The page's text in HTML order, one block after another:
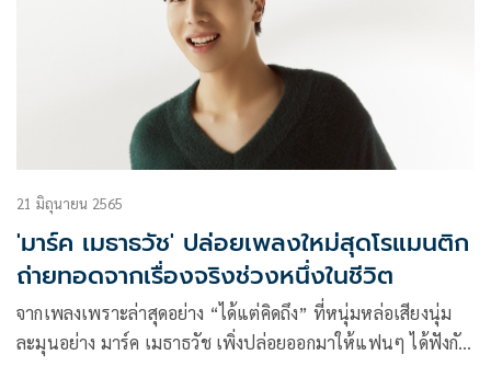
21 มิถุนายน 2565
'มาร์ค เมธาธวัช' ปล่อยเพลงใหม่สุดโรแมนติก
ถ่ายทอดจากเรื่องจริงช่วงหนึ่งในชีวิต
จากเพลงเพราะล่าสุดอย่าง “ได้แต่คิดถึง” ที่หนุ่มหล่อเสียงนุ่ม
ละมุนอย่าง มาร์ค เมธาธวัช เพิ่งปล่อยออกมาให้แฟนๆ ได้ฟังกัน